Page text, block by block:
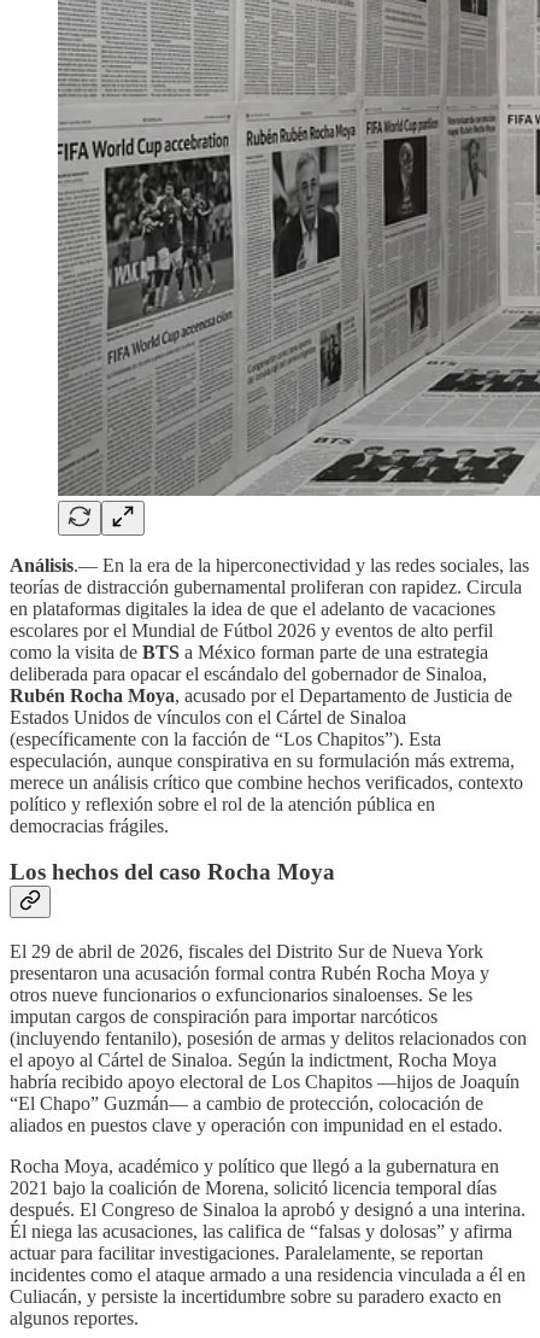
Análisis.— En la era de la hiperconectividad y las redes sociales, las
teorías de distracción gubernamental proliferan con rapidez. Circula
en plataformas digitales la idea de que el adelanto de vacaciones
escolares por el Mundial de Fútbol 2026 y eventos de alto perfil
como la visita de BTS a México forman parte de una estrategia
deliberada para opacar el escándalo del gobernador de Sinaloa,
Rubén Rocha Moya, acusado por el Departamento de Justicia de
Estados Unidos de vínculos con el Cártel de Sinaloa
(específicamente con la facción de “Los Chapitos”). Esta
especulación, aunque conspirativa en su formulación más extrema,
merece un análisis crítico que combine hechos verificados, contexto
político y reflexión sobre el rol de la atención pública en
democracias frágiles.
Los hechos del caso Rocha Moya
El 29 de abril de 2026, fiscales del Distrito Sur de Nueva York
presentaron una acusación formal contra Rubén Rocha Moya y
otros nueve funcionarios o exfuncionarios sinaloenses. Se les
imputan cargos de conspiración para importar narcóticos
(incluyendo fentanilo), posesión de armas y delitos relacionados con
el apoyo al Cártel de Sinaloa. Según la indictment, Rocha Moya
habría recibido apoyo electoral de Los Chapitos —hijos de Joaquín
“El Chapo” Guzmán— a cambio de protección, colocación de
aliados en puestos clave y operación con impunidad en el estado.
Rocha Moya, académico y político que llegó a la gubernatura en
2021 bajo la coalición de Morena, solicitó licencia temporal días
después. El Congreso de Sinaloa la aprobó y designó a una interina.
Él niega las acusaciones, las califica de “falsas y dolosas” y afirma
actuar para facilitar investigaciones. Paralelamente, se reportan
incidentes como el ataque armado a una residencia vinculada a él en
Culiacán, y persiste la incertidumbre sobre su paradero exacto en
algunos reportes.